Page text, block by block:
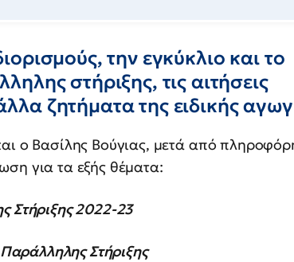
την εγκύκλιο και το
στήριξης, τις αιτήσεις
ζητήματα της ειδικής
ο Βασίλης Βούγιας, μετά από
για τα εξής θέματα:
Στήριξης 2022-23
Στήριξης